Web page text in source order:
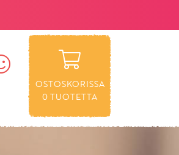
OSTOSKORISSA
0TUOTETTA